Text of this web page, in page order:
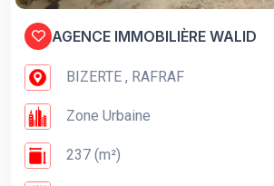
AGENCE IMMOBILIÈRE WALID
BIZERTE , RAFRAF
Zone Urbaine
237 (m²)